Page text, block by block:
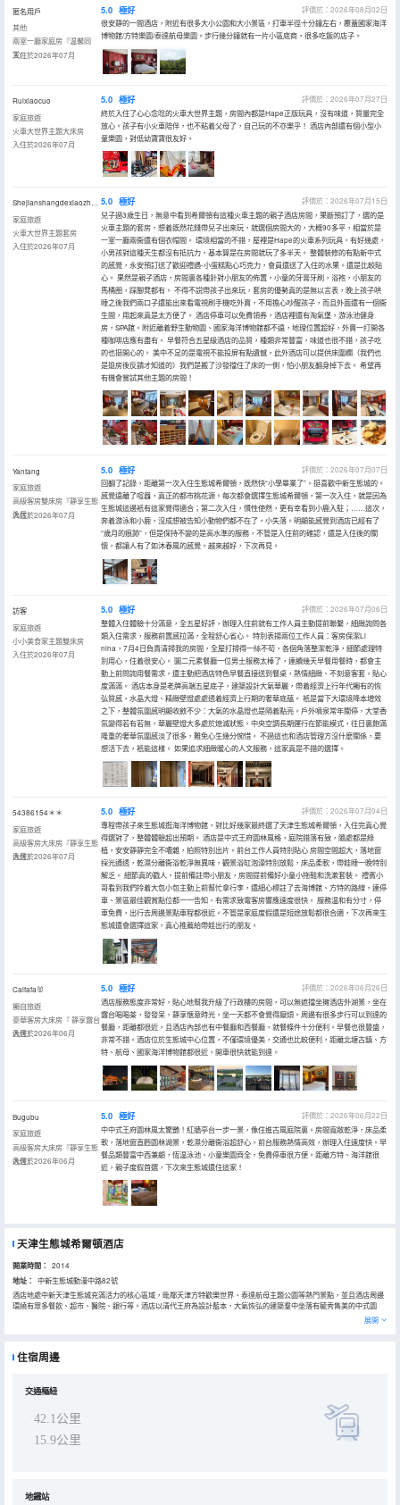
匿名用戶
其他
兩室一廳家庭房『温馨同
堂』
入住於2026年07月
5.0 極好
評價於：2026年08月02日
很安靜的一間酒店，附近有很多大小公園和大小景區，打車半徑十分鐘左右，覆蓋國家海洋
博物館/方特樂園/泰達航母樂園。步行幾分鐘就有一片小區底商，很多吃飯的店子。
Ruixiaocuo
家庭旅遊
火車大世界主題大床房
入住於2026年07月
5.0 極好
評價於：2026年07月27日
終於入住了心心念唸的火車大世界主題，房間內都是Hape正版玩具，沒有味道，質量完全
放心。孩子有小火車陪伴，也不粘着父母了，自己玩的不亦樂乎！ 酒店內部還有個小型小
童樂園，對低幼寶寶很友好。
家庭旅遊
火車大世界主題套房
入住於2026年07月
5.0 極好
評價於：2026年07月15日
兒子過3歲生日，無意中看到希爾頓有這種火車主題的親子酒店房間，果斷預訂了，選的是
火車主題的套房，想着既然花錢帶兒子出來玩，就選個房間大的，大概90多平，相當於是
一室一廳兩衞還有個衣帽間。 環境相當的不錯，屋裡是Hape的火車系列玩具，有好幾處，
小男孩對這種天生都沒有抵抗力，基本算是在房間就玩了多半天。 整體裝修的有點新中式
的感覺，永安預訂送了歡迎禮遇-小蛋糕點心巧克力，會員還送了入住的水果。還是比較貼
心。 果然是親子酒店，房間裏各種針對小朋友的佈置，小童的牙膏牙刷，浴袍，小朋友的
馬桶圈，踩腳凳都有。 不得不説帶孩子出來玩，套房的優勢真的是無以言表，晚上孩子哄
睡之後我們兩口子還能出來看電視刷手機吃外賣，不用擔心吵醒孩子，而且外面還有一個衞
生間，用起來真是太方便了。 酒店停車可以免費領券，酒店裡還有淘氣堡，游泳池健身
房，SPA館。附近離着野生動物園、國家海洋博物館都不遠，地理位置超好，外賣一打開各
種咖啡店應有盡有。 早餐符合五星級酒店的品質，種類非常豐富，味道也很不錯，孩子吃
的也挺開心的。 美中不足的是電視不能投屏有點遺憾，此外酒店可以提供床圍欄（我們也
是退房後反饋才知道的）我們是搬了沙發擋住了床的一側，怕小朋友翻身掉下去。 希望再
有機會嘗試其他主題的房間！
Yantang
家庭旅遊
高級客房雙床房『靜享生態
逸居』
入住於2026年07月
5.0 極好
評價於：2026年07月07日
回翻了記錄，距離第一次入住生態城希爾頓，既然快“小學畢業了”。挺喜歡中新生態城的。
感覺遠離了喧囂，真正的都市桃花源。每次都會選擇生態城希爾頓，第一次入住，就是因為
生態城這邊衹有這家覺得適合；第二次入住，慣性使然，更有幸看到小鹿入駐；……這次，
奔着游泳和小鹿，沒成想被告知小動物們都不在了，小失落。明顯能感覺到酒店已經有了
“歲月的痕跡”，但是保持不變的是高水準的服務，不管是入住前的確認，還是入住後的關
懷，都讓人有了如沐春風的感覺。越來越好，下次再見。
訪客
家庭旅遊
小小美食家主題雙床房
入住於2026年07月
5.0 極好
評價於：2026年07月06日
整體入住體驗十分滿意，全五星好評，辦理入住前就有工作人員主動提前聯繫，細緻詢問各
類入住需求，服務前置感拉滿，全程舒心省心。 特別表揚兩位工作人員：客房保潔Li
nina，7月4日負責清掃我的房間，全屋打掃得一絲不苟，各個角落整潔乾淨，細節處理特
別用心，住着很安心。 圖二元素餐廳一位男士服務太棒了，連續幾天早餐用餐時，都會主
動上前問詢用餐需求，還主動把酒店特色早餐直接送到餐桌，熱情細緻、不刻意客套，貼心
度滿滿。 酒店本身是老牌高端五星底子，建築設計大氣華麗，帶着經濟上行年代獨有的恢
弘質感，水晶大燈、精緻壁燈處處透着經濟上行期的奢華底藴。 衹是當下大環境降本增效
之下，整體氛圍感明顯收斂不少：大氣的水晶燈也是隔着點亮。戶外噴泉常年關停，大堂香
氛變得若有若無，華麗壁燈大多處於熄滅狀態，中央空調長期運行在節能模式，往日裏飽滿
隆重的奢華氛圍感淡了很多，難免心生幾分惋惜。 不過這也和酒店管理方沒什麼關係，要
想活下去，衹能這樣。 如果追求細緻暖心的人文服務，這家真是不錯的選擇。
54386154＊＊
家庭旅遊
高級客房大床房『靜享生態
逸居』
入住於2026年07月
5.0 極好
評價於：2026年07月04日
專程帶孩子來生態城逛海洋博物館，對比好幾家最終選了天津生態城希爾頓，入住完真心覺
得選對了，整體體驗超出預期。 酒店是中式王府園林風格，庭院錯落有致，隨處都是綠
植，安安靜靜完全不嘈雜，拍照特別出片。前台工作人員特別貼心 房間空間超大，落地窗
採光通透，乾濕分離衞浴乾淨無異味，觀景浴缸泡澡特別放鬆，床品柔軟，帶娃睡一晚特別
解乏。 細節真的戳人，提前備註帶小朋友，房間提前備好小童小拖鞋和洗漱套裝。 禮賓小
哥看到我們拎着大包小包主動上前幫忙拿行李，還細心標註了去海博館、方特的路線，連停
車、景區最佳觀賞點位都一一告知，有需求致電客房響應速度很快。 服務温和有分寸，停
車免費，出行去周邊景點車程都很近。不管是家庭度假還是短途放鬆都很合適，下次再來生
態城還會選擇這家，真心推薦給帶娃出行的朋友。
Caifafa🐰
獨自旅遊
豪華客房大床房『 靜享露台
逸居』
入住於2026年06月
5.0 極好
評價於：2026年06月26日
酒店服務態度非常好，貼心地幫我升級了行政樓的房間，可以無遮擋坐擁酒店外湖景，坐在
露台喝喝茶，發發呆，靜享愜意時光，坐一天都不會覺得厭煩。周邊有很多步行可以到達的
餐廳，距離都很近，且酒店內部也有中餐廳和西餐廳，就餐條件十分便利。早餐也很豐盛，
非常不錯。酒店位於生態城中心位置，不僅環境優美，交通也比較便利，距離北塘古鎮、方
特、航母、國家海洋博物館都很近，開車很快就能到達。
Bugubu
家庭旅遊
高級客房大床房『靜享生態
逸居』
入住於2026年06月
5.0 極好
評價於：2026年06月22日
中中式王府園林風太驚艷！紅牆亭台一步一景，像住進古風庭院裏。房間寬敞乾淨，床品柔
軟，落地窗直麪園林湖景，乾濕分離衞浴超舒心。前台服務熱情高效，辦理入住速度快。早
餐品類豐富中西兼顧，恆温泳池、小童樂園齊全，免費停車很方便。距離方特、海洋館很
近，親子度假首選，下次來生態城還住這家！
天津生態城希爾頓酒店
開業時間： 2014
地址：
中新生態城動漫中路82號
酒店地處中新天津生態城充滿活力的核心區域，毗鄰天津方特歡樂世界、泰達航母主題公園等熱門景點，並且酒店周邊
環繞有眾多餐飲、超市、醫院、銀行等。酒店以清代王府為設計藍本，大氣恢弘的建築羣中坐落有毓秀雋美的中式園
林。酒店共擁有各類客房，走過步入式衣帽間，來到乾濕分離的洗浴間，洗去夜晚的疲憊，在這裏我們將為您帶來更多
舒適與方便。酒店有西式、中式餐廳，是您不容錯過的選擇。酒店健身中心，擁有超過380平方米的活動面積，全年恒
展開
住宿周邊
交通樞紐
42.1公里
15.9公里
地鐵站